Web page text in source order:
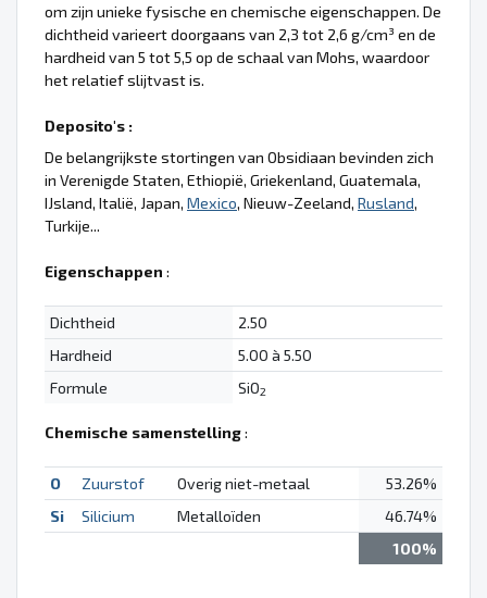
om zijn unieke fysische en chemische eigenschappen. De
dichtheid varieert doorgaans van 2,3 tot 2,6 g/cm³ en de
hardheid van 5 tot 5,5 op de schaal van Mohs, waardoor
het relatief slijtvast is.
Deposito's :
De belangrijkste stortingen van Obsidiaan bevinden zich
in Verenigde Staten, Ethiopië, Griekenland, Guatemala,
IJsland, Italië, Japan, Mexico, Nieuw-Zeeland, Rusland,
Turkije...
Eigenschappen :
Dichtheid
2.50
Hardheid
5.00 à 5.50
Formule
SiO2
Chemische samenstelling:
O Zuurstof Overig niet-metaal
53.26%
Si
Silicium Metalloïden
46.74%
100%